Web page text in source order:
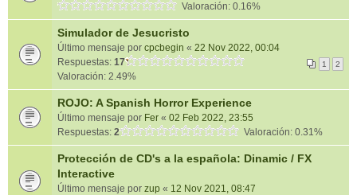
Valoración: 0.16%
Simulador de Jesucristo
Último mensaje por cpcbegin « 22 Nov 2022, 00:04
Respuestas: 17 1 2
Valoración: 2.49%
ROJO: A Spanish Horror Experience
Último mensaje por Fer « 02 Feb 2022, 23:55
Respuestas: 2 Valoración: 0.31%
Protección de CD's a la española: Dinamic / FX
Interactive
Último mensaje por zup « 12 Nov 2021, 08:47